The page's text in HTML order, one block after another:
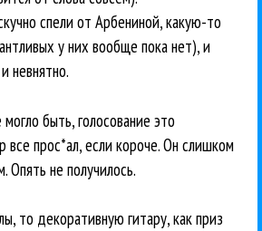
спели от Арбениной, какую-то
у них вообще пока нет), и
невнятно.
быть, голосование это
все прос*ал, если короче. Он слишком
Опять не получилось.
то декоративную гитару, как приз